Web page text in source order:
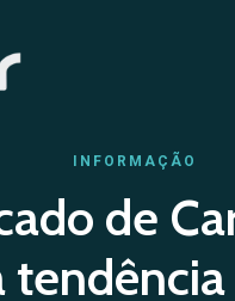
INFORMAÇÃO
de